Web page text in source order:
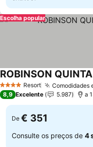
Escolha popular
4 EstrelasResort Comodidades
ROBINSON
8,9 Excelente 5.987 a
De € 351
Consulte os preços de 4